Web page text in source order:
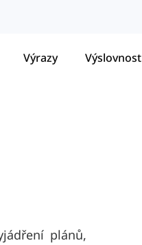
Výrazy Výslovnost
plánů,